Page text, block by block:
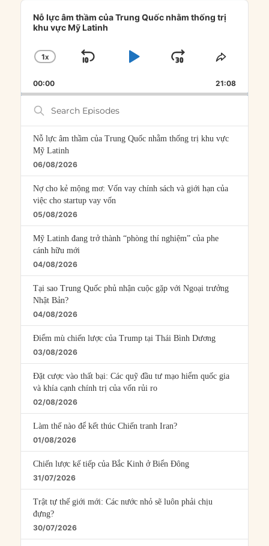
Audio
Player
Nỗ lực âm thầm của Trung Quốc nhằm thống trị
khu vực Mỹ Latinh
CHANGE
RATE
1X
SKIP
PLAYJUMP
FORWARD
SHARE
00:00 21:08
Search
Episodes
Nỗ lực âm thầm của Trung Quốc nhằm thống trị khu vực
Mỹ Latinh
06/08/2026
Nợ cho kẻ mộng mơ: Vốn vay chính sách và giới hạn của
việc cho startup vay vốn
05/08/2026
Mỹ Latinh đang trở thành “phòng thí nghiệm” của phe
cánh hữu mới
04/08/2026
Tại sao Trung Quốc phủ nhận cuộc gặp với Ngoại trưởng
Nhật Bản?
04/08/2026
Điểm mù chiến lược của Trump tại Thái Bình Dương
03/08/2026
Đặt cược vào thất bại: Các quỹ đầu tư mạo hiểm quốc gia
và khía cạnh chính trị của vốn rủi ro
02/08/2026
Làm thế nào để kết thúc Chiến tranh Iran?
01/08/2026
Chiến lược kế tiếp của Bắc Kinh ở Biển Đông
31/07/2026
Trật tự thế giới mới: Các nước nhỏ sẽ luôn phải chịu
đựng?
30/07/2026